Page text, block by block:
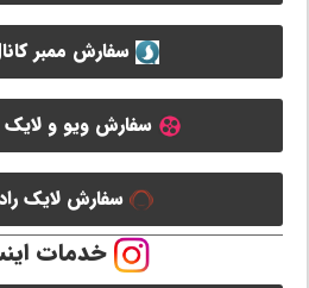
سفارش ممبر
سفارش ویو و لایک
سفارش لایک
خدمات